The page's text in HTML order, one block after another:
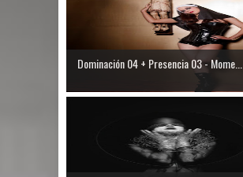
Dominación 04 + Presencia 03 - Mome...